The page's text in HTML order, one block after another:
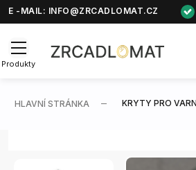
E -MAIL: INFO@ZRCADLOMAT.CZ
Produkty
HLAVNÍ STRÁNKA KRYTY PRO